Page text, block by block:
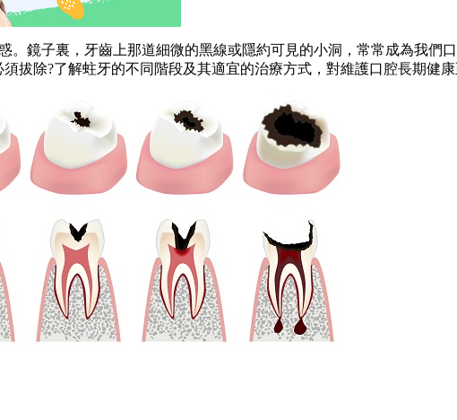
子裏，牙齒上那道細微的黑線或隱約可見的小洞，常常成為我們
拔除?了解蛀牙的不同階段及其適宜的治療方式，對維護口腔長期健康